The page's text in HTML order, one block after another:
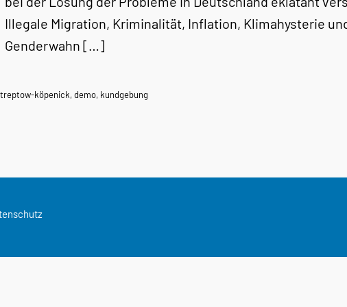
Illegale Migration, Kriminalität, Inflation, Klimahysterie
Genderwahn […]
köpenick,demo, kundgebung